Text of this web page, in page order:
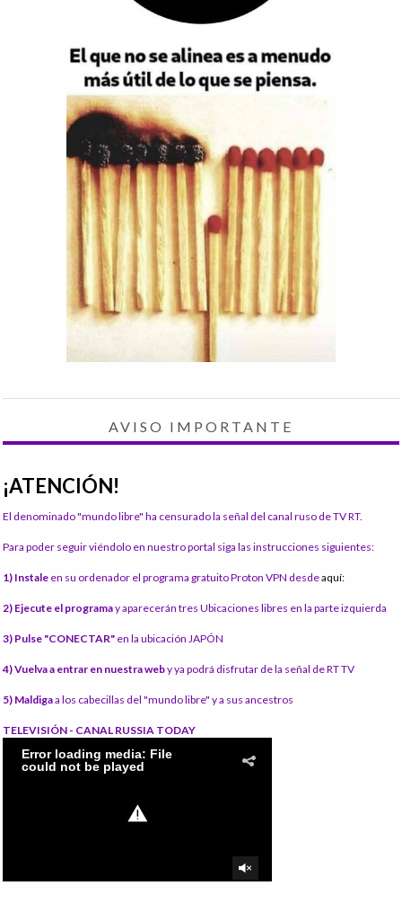
AVISO IMPORTANTE
¡ATENCIÓN!
El denominado "mundo libre" ha censurado la señal del canal ruso de TV RT.
Para poder seguir viéndolo en nuestro portal siga las instrucciones siguientes:
1) Instale en su ordenador el programa gratuito Proton VPN desdeaquí:
2) Ejecute el programay aparecerán tres Ubicaciones libres en la parte izquierda
3) Pulse "CONECTAR" en la ubicación JAPÓN
4) Vuelva a entrar en nuestra weby ya podrá disfrutar de la señal de RT TV
5) Maldigaa los cabecillas del "mundo libre" y a sus ancestros
TELEVISIÓN - CANAL RUSSIA TODAY